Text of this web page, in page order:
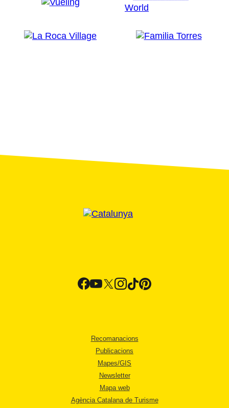
Recomanacions
Publicacions
Mapes/GIS
Newsletter
Mapa web
Agència Catalana de Turisme